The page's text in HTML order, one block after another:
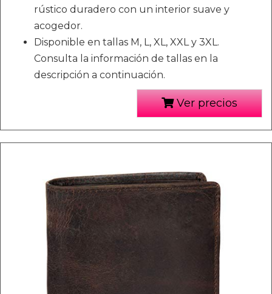
rústico duradero con un interior suave y
acogedor.
Disponible en tallas M, L, XL, XXL y 3XL.
Consulta la información de tallas en la
descripción a continuación.
Ver precios